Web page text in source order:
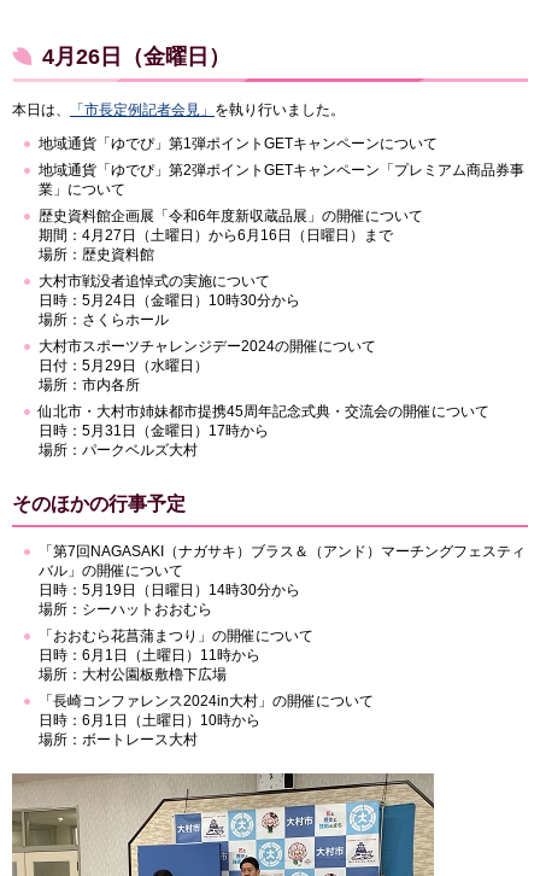
4月26日（金曜日）
本日は、 「市長定例記者会見」 を執り行いました。
地域通貨「ゆでぴ」第1弾ポイントGETキャンペーンについて
地域通貨「ゆでぴ」第2弾ポイントGETキャンペーン「プレミアム商品券事
業」について
歴史資料館企画展「令和6年度新収蔵品展」の開催について
期間：4月27日（土曜日）から6月16日（日曜日）まで
場所：歴史資料館
大村市戦没者追悼式の実施について
日時：5月24日（金曜日）10時30分から
場所：さくらホール
大村市スポーツチャレンジデー2024の開催について
日付：5月29日（水曜日）
場所：市内各所
仙北市・大村市姉妹都市提携45周年記念式典・交流会の開催について
日時：5月31日（金曜日）17時から
場所：パークベルズ大村
そのほかの行事予定
「第7回NAGASAKI（ナガサキ）ブラス＆（アンド）マーチングフェスティ
バル」の開催について
日時：5月19日（日曜日）14時30分から
場所：シーハットおおむら
「おおむら花菖蒲まつり」の開催について
日時：6月1日（土曜日）11時から
場所：大村公園板敷櫓下広場
「長崎コンファレンス2024in大村」の開催について
日時：6月1日（土曜日）10時から
場所：ボートレース大村